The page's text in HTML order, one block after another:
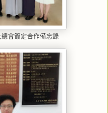
會簽定合作備忘錄